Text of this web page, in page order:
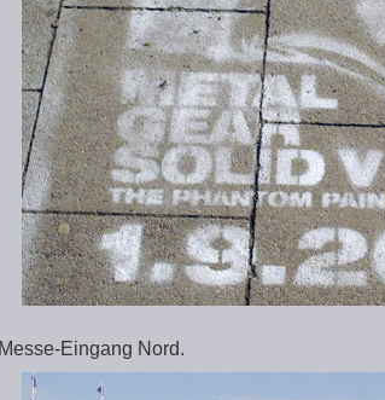
Eingang Nord.